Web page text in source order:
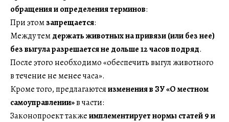
обращения и определения терминов:
При этомзапрещается:
Между темдержать животных на привязи (или без нее)
без выгула разрешается не дольше 12 часов подряд.
После этого необходимо «обеспечить выгул животного
в течение не менее часа».
Кроме того, предлагаютсяизменения в ЗУ «О местном
самоуправлении»в части:
Законопроект такжеимплементирует нормы статей 9 и